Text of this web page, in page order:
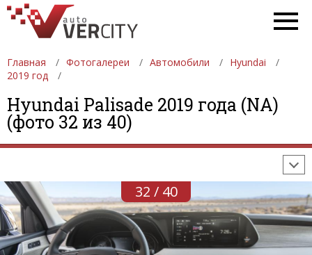
Главная Фотогалереи Автомобили
Hyundai
2019 год
Hyundai Palisade 2019 года (NA)
(фото 32 из 40)
ФОТОГАЛЕРЕИ АВТОМОБИЛИ
ДЕВУШКИ
АВТОСАЛОНЫ
ФОРМУЛА-1
32 / 40